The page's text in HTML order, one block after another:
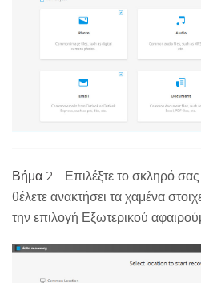
Βήμα 2
Επιλέξτε το σκληρό
θέλετε ανακτήσει τα χαμένα
την επιλογή Εξωτερικού